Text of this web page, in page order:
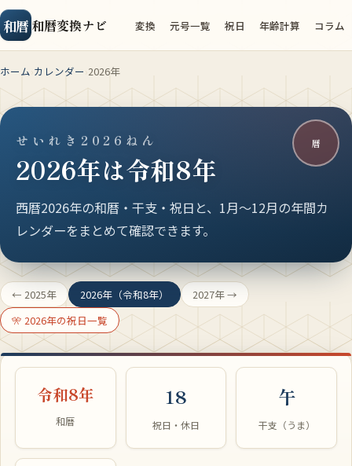
和暦 和暦変換ナビ 変換 元号一覧 祝日 年齢計算 コラム
ホーム カレンダー 2026年
暦
せいれき2026ねん
2026年は令和8年
西暦2026年の和暦・干支・祝日と、1月〜12月の年間カ
レンダーをまとめて確認できます。
← 2025年 2026年（令和8年）
2027年 →
🎌 2026年の祝日一覧
令和8年
和暦
18
祝日・休日
午
干支（うま）